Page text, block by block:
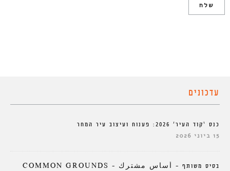
עדכונים
כנס ‘קוד העיר’ 2026: פענוח ועיצוב עיר המחר
15 ביוני 2026
בסיס משותף – أساس مشترك – COMMON GROUNDS